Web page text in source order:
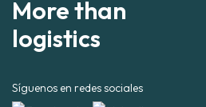
More than
logistics
Síguenos en redes sociales